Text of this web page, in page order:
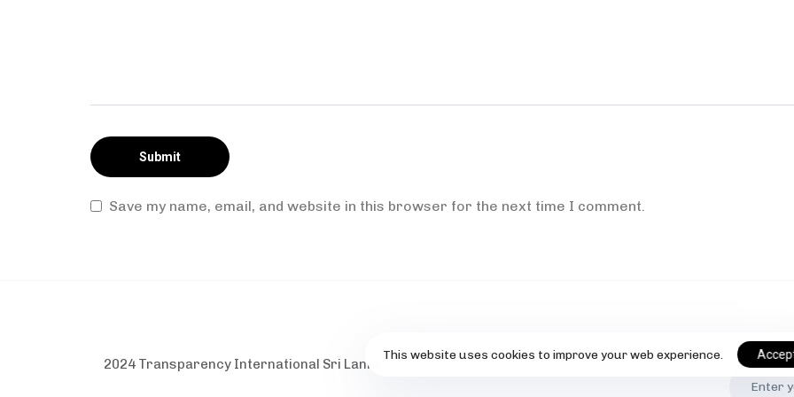
Save my name, email, and website in this browser for the next time I comment.
2024 Transparency International Sri Lanka.
This website uses cookies to improve your web experience.